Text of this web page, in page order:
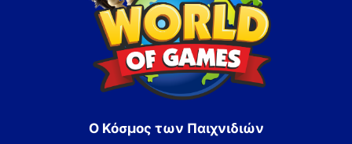
Ο Κόσμος των Παιχνιδιών